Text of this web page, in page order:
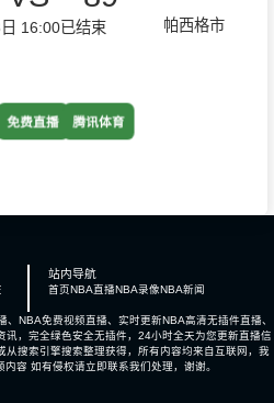
16:00已结束 帕西格市
免费直播 腾讯体育
站内导航
首页NBA直播NBA录像NBA新闻
NBA免费视频直播、实时更新NBA高清无插件直播、
，完全绿色安全无插件，24小时全天为您更新直播信
搜索引擎搜索整理获得，所有内容均来自互联网，我
容 如有侵权请立即联系我们处理，谢谢。